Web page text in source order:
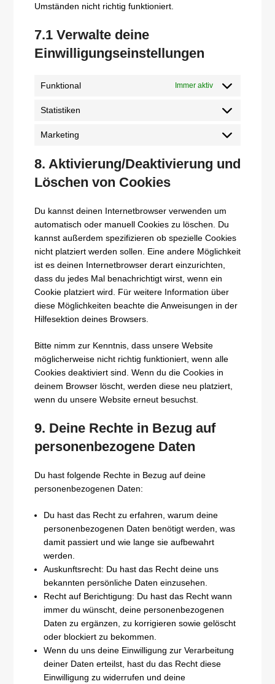
Umständen nicht richtig funktioniert.
7.1 Verwalte deine
Einwilligungseinstellungen
Funktional Immer aktiv
Statistiken
Statistiken
Marketing
Marketing
8. Aktivierung/Deaktivierung und
Löschen von Cookies
Du kannst deinen Internetbrowser verwenden um
automatisch oder manuell Cookies zu löschen. Du
kannst außerdem spezifizieren ob spezielle Cookies
nicht platziert werden sollen. Eine andere Möglichkeit
ist es deinen Internetbrowser derart einzurichten,
dass du jedes Mal benachrichtigt wirst, wenn ein
Cookie platziert wird. Für weitere Information über
diese Möglichkeiten beachte die Anweisungen in der
Hilfesektion deines Browsers.
Bitte nimm zur Kenntnis, dass unsere Website
möglicherweise nicht richtig funktioniert, wenn alle
Cookies deaktiviert sind. Wenn du die Cookies in
deinem Browser löscht, werden diese neu platziert,
wenn du unsere Website erneut besuchst.
9. Deine Rechte in Bezug auf
personenbezogene Daten
Du hast folgende Rechte in Bezug auf deine
personenbezogenen Daten:
Du hast das Recht zu erfahren, warum deine
personenbezogenen Daten benötigt werden, was
damit passiert und wie lange sie aufbewahrt
werden.
Auskunftsrecht: Du hast das Recht deine uns
bekannten persönliche Daten einzusehen.
Recht auf Berichtigung: Du hast das Recht wann
immer du wünscht, deine personenbezogenen
Daten zu ergänzen, zu korrigieren sowie gelöscht
oder blockiert zu bekommen.
Wenn du uns deine Einwilligung zur Verarbeitung
deiner Daten erteilst, hast du das Recht diese
Einwilligung zu widerrufen und deine